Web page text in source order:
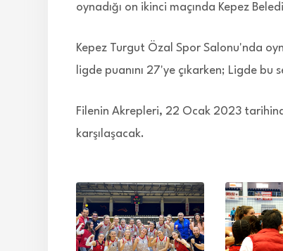
oynadığı on ikinci maçında Kepez
Kepez Turgut Özal Spor Salonu'nda
ligde puanını 27'ye çıkarken; Ligde
Filenin Akrepleri, 22 Ocak 2023
karşılaşacak.